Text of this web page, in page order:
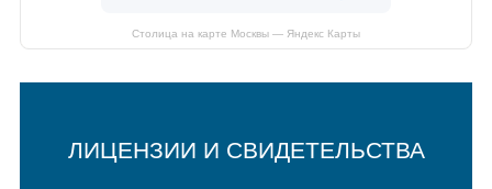
Столица на карте Москвы — Яндекс Карты
ЛИЦЕНЗИИ И СВИДЕТЕЛЬСТВА